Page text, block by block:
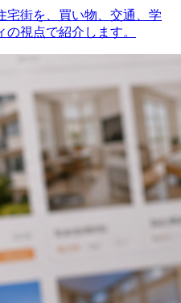
宅街を、買い物、交通、学
視点で紹介します。